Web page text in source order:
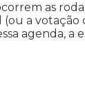
as
a votação
agenda,